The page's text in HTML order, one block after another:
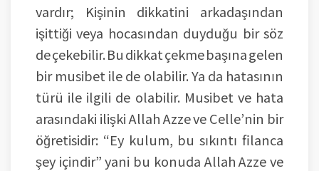
vardır; Kişinin dikkatini arkadaşından
işittiği veya hocasından duyduğu bir söz
de çekebilir. Bu dikkat çekme başına gelen
bir musibet ile de olabilir. Ya da hatasının
türü ile ilgili de olabilir. Musibet ve hata
arasındaki ilişki Allah Azze ve Celle’nin bir
öğretisidir: “Ey kulum, bu sıkıntı filanca
şey içindir” yani bu konuda Allah Azze ve